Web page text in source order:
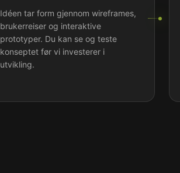
Idéen tar form gjennom wireframes,
brukerreiser og interaktive
prototyper. Du kan se og teste
konseptet før vi investerer i
utvikling.